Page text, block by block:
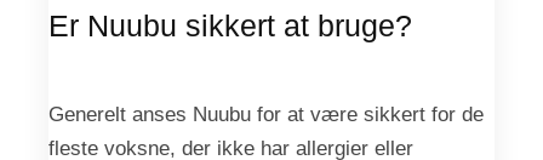
Er Nuubu sikkert at bruge?
Generelt anses Nuubu for at være sikkert for de
fleste voksne, der ikke har allergier eller